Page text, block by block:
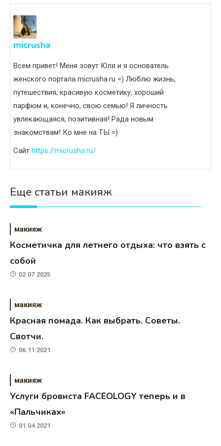
micrusha
Всем привет! Меня зовут Юля и я основатель
женского портала micrusha.ru =) Люблю жизнь,
путешествия, красивую косметику, хороший
парфюм и, конечно, свою семью! Я личность
увлекающаяся, позитивная! Рада новым
знакомствам! Ко мне на ТЫ =)
Сайт https://micrusha.ru/
Еще статьи макияж
макияж
Косметичка для летнего отдыха: что взять с
собой
02.07.2025
макияж
Красная помада. Как выбрать. Советы.
Свотчи.
06.11.2021
макияж
Услуги бровиста FACEOLOGY теперь и в
«Пальчиках»
01.04.2021